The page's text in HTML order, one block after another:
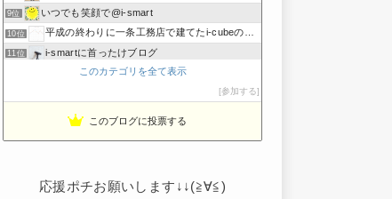
9位 いつでも笑顔で@i-smart
10位 平成の終わりに一条工務店で建てたi-cubeのブログ
11位 i-smartに首ったけブログ
節約しないエコライフ
このカテゴリを全て表示
参加する
このブログに投票する
応援ポチお願いします↓↓(≧∀≦)